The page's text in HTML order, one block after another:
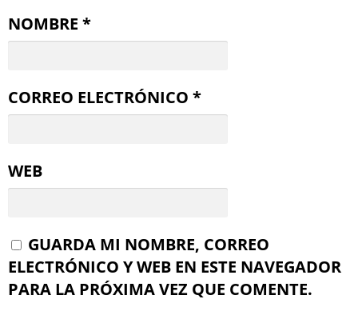
NOMBRE *
CORREO ELECTRÓNICO *
WEB
GUARDA MI NOMBRE, CORREO
ELECTRÓNICO Y WEB EN ESTE NAVEGADOR
PARA LA PRÓXIMA VEZ QUE COMENTE.